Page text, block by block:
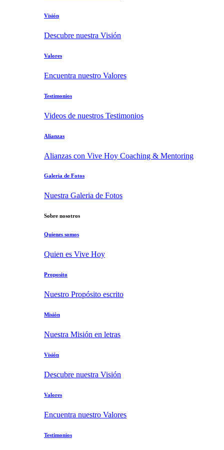
Visión
Descubre nuestra Visión
Valores
Encuentra nuestro Valores
Testimonios
Videos de nuestros Testimonios
Alianzas
Alianzas con Vive Hoy Coaching & Mentoring
Galeria de Fotos
Nuestra Galeria de Fotos
Sobre nosotros
Quienes somos
Quien es Vive Hoy
Proposito
Nuestro Propósito escrito
Misión
Nuestra Misión en letras
Visión
Descubre nuestra Visión
Valores
Encuentra nuestro Valores
Testimonios